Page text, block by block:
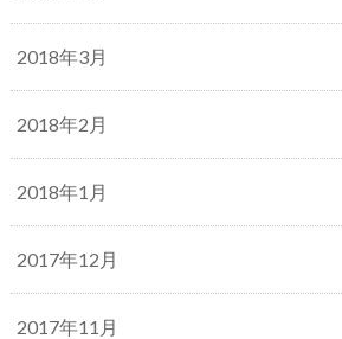
2018年3月
2018年2月
2018年1月
2017年12月
2017年11月